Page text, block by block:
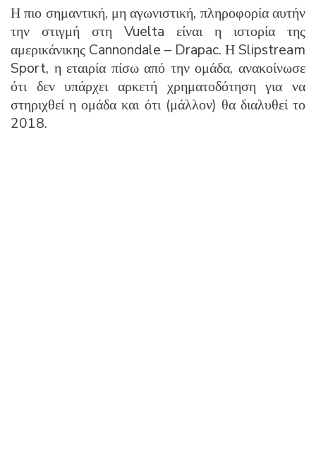
Η πιο σημαντική, μη αγωνιστική, πληροφορία αυτήν
την στιγμή στη Vuelta είναι η ιστορία της
αμερικάνικης Cannondale – Drapac. Η Slipstream
Sport, η εταιρία πίσω από την ομάδα, ανακοίνωσε
ότι δεν υπάρχει αρκετή χρηματοδότηση για να
στηριχθεί η ομάδα και ότι (μάλλον) θα διαλυθεί το
2018.